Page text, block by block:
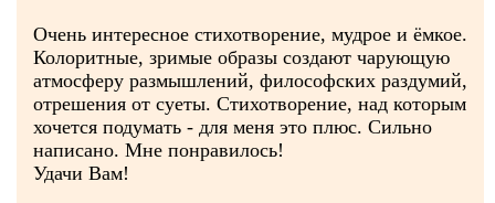
Очень интересное стихотворение, мудрое и ёмкое.
Колоритные, зримые образы создают чарующую
атмосферу размышлений, философских раздумий,
отрешения от суеты. Стихотворение, над которым
хочется подумать - для меня это плюс. Сильно
написано. Мне понравилось!
Удачи Вам!